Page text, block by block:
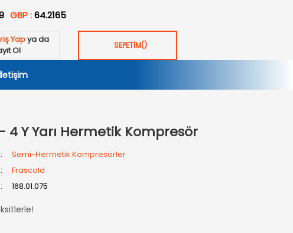
GBP :64.2165
Yapya da
Ol
SEPETİM()
İletişim
4 Y Yarı Hermetik Kompresör
Semi-Hermetik Kompresörler
Frascold
168.01.075